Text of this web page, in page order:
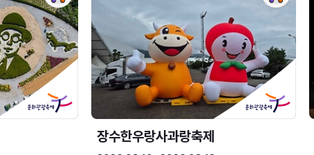
장수한우랑사과랑축제